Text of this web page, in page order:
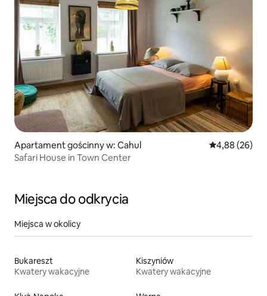
Apartament gościnny w: Cahul Średnia
4,88 (26)
Safari House in Town Center
Miejsca do odkrycia
Miejsca w okolicy
Bukareszt
Kwatery wakacyjne
Kiszyniów
Kwatery wakacyjne